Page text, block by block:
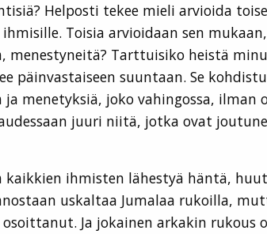
Helposti tekee mieli arvioida
Toisia arvioidaan sen
menestyneitä? Tarttuisiko heistä
päinvastaiseen suuntaan. Se
menetyksiä, joko vahingossa, ilman
juuri niitä, jotka ovat
ihmisten lähestyä häntä,
uskaltaa Jumalaa rukoilla,
Ja jokainen arkakin rukous